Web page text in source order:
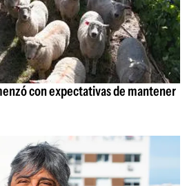
con expectativas de mantener